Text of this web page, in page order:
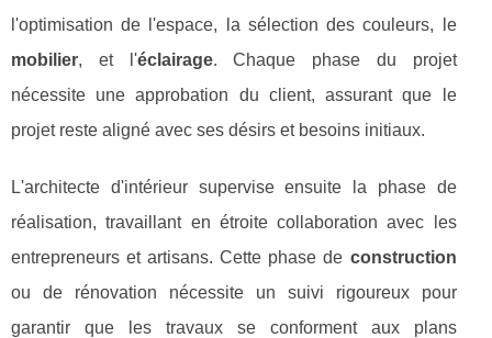
l'optimisation de l'espace, la sélection des couleurs, le
mobilier, et l'éclairage. Chaque phase du projet
nécessite une approbation du client, assurant que le
projet reste aligné avec ses désirs et besoins initiaux.
L'architecte d'intérieur supervise ensuite la phase de
réalisation, travaillant en étroite collaboration avec les
entrepreneurs et artisans. Cette phase de construction
ou de rénovation nécessite un suivi rigoureux pour
garantir que les travaux se conforment aux plans